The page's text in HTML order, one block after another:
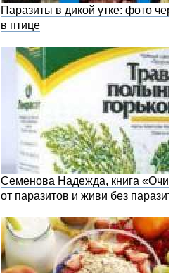
Паразиты в дикой утке: фото червей
в птице
Семенова Надежда, книга «Очистись
от паразитов и живи без паразитов»